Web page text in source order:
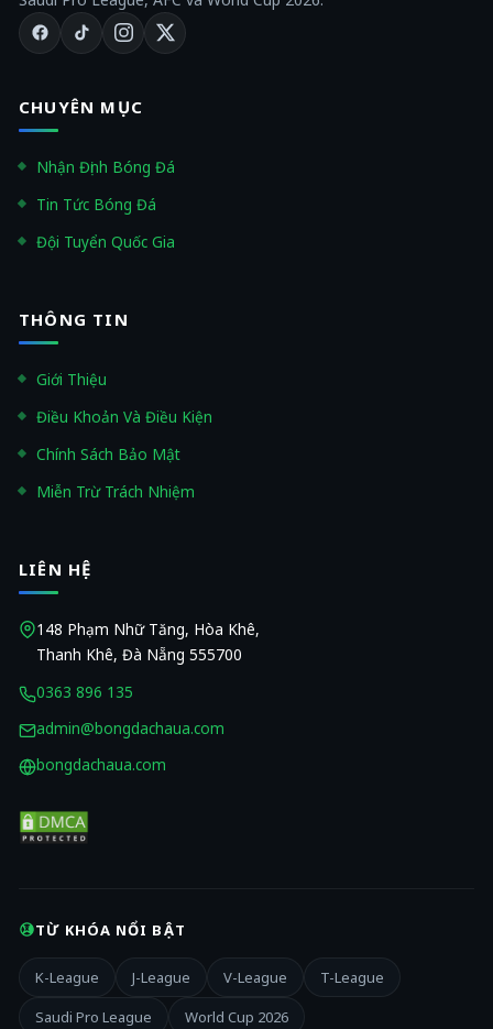
CHUYÊN MỤC
Nhận Định Bóng Đá
Tin Tức Bóng Đá
Đội Tuyển Quốc Gia
THÔNG TIN
Giới Thiệu
Điều Khoản Và Điều Kiện
Chính Sách Bảo Mật
Miễn Trừ Trách Nhiệm
LIÊN HỆ
148 Phạm Nhữ Tăng, Hòa Khê,
Thanh Khê, Đà Nẵng 555700
0363 896 135
admin@bongdachaua.com
bongdachaua.com
TỪ KHÓA NỔI BẬT
K-League J-League V-League
T-League
Saudi Pro League
World Cup 2026